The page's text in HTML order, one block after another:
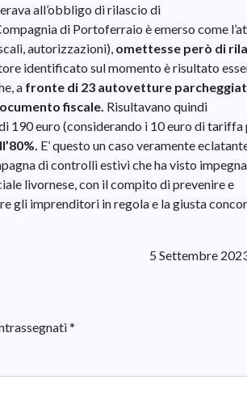
all’obbligo di rilascio di
di Portoferraio è emerso come
autorizzazioni), omettesse però di
identificato sul momento è risultato
a fronte di 23 autovetture
fiscale. Risultavano quindi
190 euro (considerando i 10 euro di tariffa
E’ questo un caso veramente
di controlli estivi che ha visto
livornese, con il compito di prevenire e
gli imprenditori in regola e la giusta
5 Settembre
*